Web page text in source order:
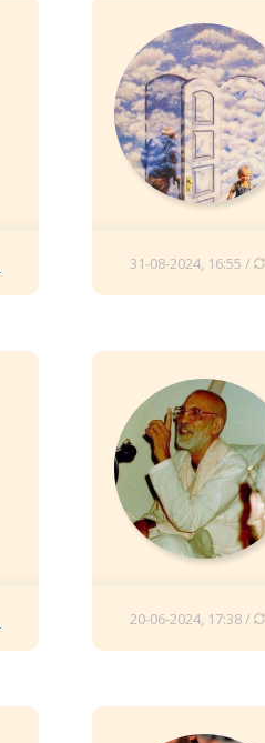
31-08-2024, 16:55 /
20-06-2024, 17:38 /